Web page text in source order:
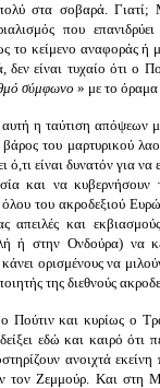
στα σοβαρά. Γιατί;
που
το κείμενο αναφοράς
δεν είναι τυχαίο ότι ο
σύμφωνο » με το
η ταύτιση απόψεων
του μαρτυρικού
ό,τι είναι δυνατόν για
και να κυβερνήσουν
του ακροδεξιού
απειλές και
ή στην Ονδούρα) να
ορισμένους να
της διεθνούς
και κυρίως ο
εδώ και καιρό
ανοιχτά
τον Ζεμμούρ. Και στη